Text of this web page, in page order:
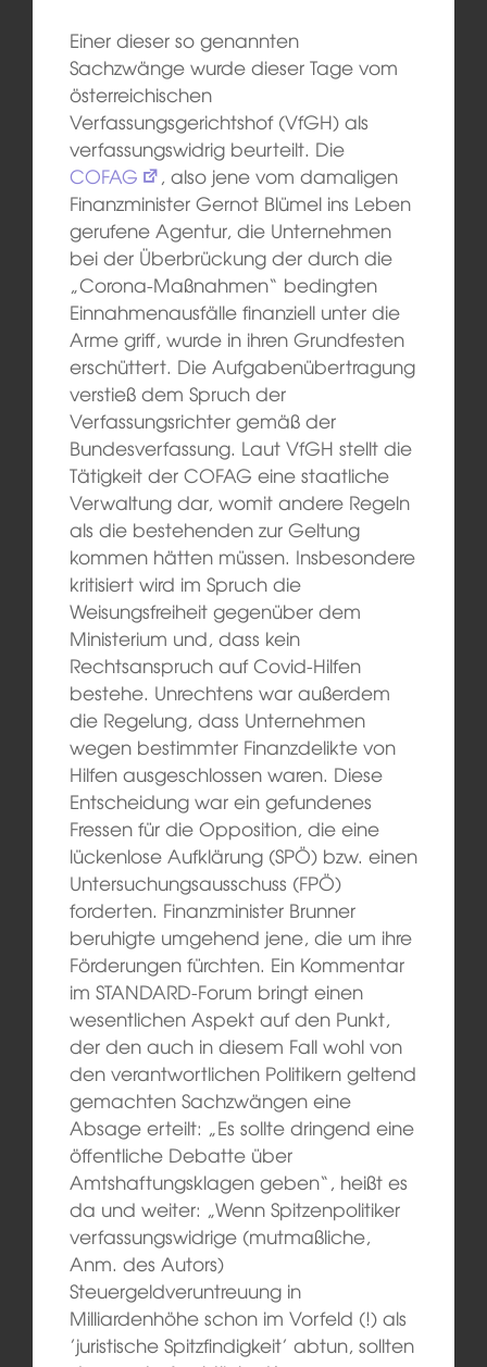
Einer dieser so genannten
Sachzwänge wurde dieser Tage vom
österreichischen
Verfassungsgerichtshof (VfGH) als
verfassungswidrig beurteilt. Die
COFAG
, also jene vom damaligen
Finanzminister Gernot Blümel ins Leben
gerufene Agentur, die Unternehmen
bei der Überbrückung der durch die
„Corona-Maßnahmen“ bedingten
Einnahmenausfälle finanziell unter die
Arme griff, wurde in ihren Grundfesten
erschüttert. Die Aufgabenübertragung
verstieß dem Spruch der
Verfassungsrichter gemäß der
Bundesverfassung. Laut VfGH stellt die
Tätigkeit der COFAG eine staatliche
Verwaltung dar, womit andere Regeln
als die bestehenden zur Geltung
kommen hätten müssen. Insbesondere
kritisiert wird im Spruch die
Weisungsfreiheit gegenüber dem
Ministerium und, dass kein
Rechtsanspruch auf Covid-Hilfen
bestehe. Unrechtens war außerdem
die Regelung, dass Unternehmen
wegen bestimmter Finanzdelikte von
Hilfen ausgeschlossen waren. Diese
Entscheidung war ein gefundenes
Fressen für die Opposition, die eine
lückenlose Aufklärung (SPÖ) bzw. einen
Untersuchungsausschuss (FPÖ)
forderten. Finanzminister Brunner
beruhigte umgehend jene, die um ihre
Förderungen fürchten. Ein Kommentar
im STANDARD-Forum bringt einen
wesentlichen Aspekt auf den Punkt,
der den auch in diesem Fall wohl von
den verantwortlichen Politikern geltend
gemachten Sachzwängen eine
Absage erteilt: „Es sollte dringend eine
öffentliche Debatte über
Amtshaftungsklagen geben“, heißt es
da und weiter: „Wenn Spitzenpolitiker
verfassungswidrige (mutmaßliche,
Anm. des Autors)
Steuergeldveruntreuung in
Milliardenhöhe schon im Vorfeld (!) als
’juristische Spitzfindigkeit’ abtun, sollten